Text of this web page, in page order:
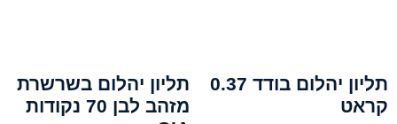
תליון יהלום בודד 0.37
קראט
תליון יהלום בשרשרת
מזהב לבן 70 נקודות